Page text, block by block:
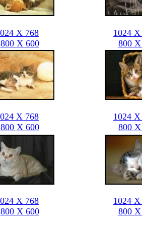
X 768
800 X 600
1024
800
X 768
800 X 600
1024
800
X 768
800 X 600
1024
800